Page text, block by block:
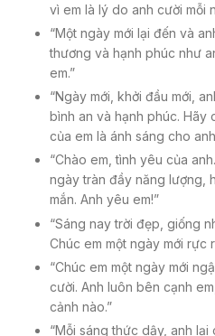
vì em là lý do anh cười mỗi
“Một ngày mới lại đến và
thương và hạnh phúc như
em.”
“Ngày mới, khởi đầu mới,
bình an và hạnh phúc. Hãy
của em là ánh sáng cho
“Chào em, tình yêu của
ngày tràn đầy năng lượng,
mắn. Anh yêu em!”
“Sáng nay trời đẹp, giống
Chúc em một ngày mới rực
“Chúc em một ngày mới
cười. Anh luôn bên cạnh
cảnh nào.”
“Mỗi sáng thức dậy, anh